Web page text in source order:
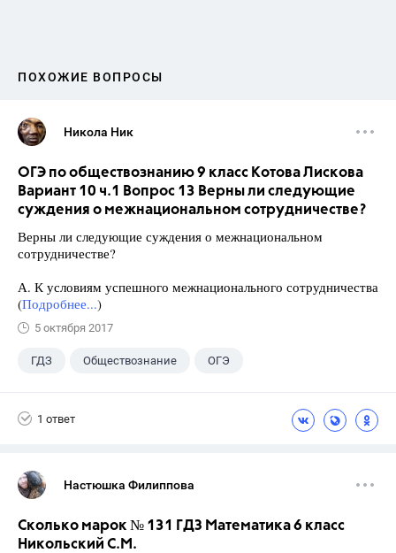
ПОХОЖИЕ ВОПРОСЫ
Никола Ник
ОГЭ по обществознанию 9 класс Котова Лискова
Вариант 10 ч.1 Вопрос 13 Верны ли следующие
суждения о межнациональном сотрудничестве?
Верны ли следующие суждения о межнациональном
сотрудничестве?
А. К условиям успешного межнационального сотрудничества
(Подробнее...)
5 октября 2017
ГДЗ Обществознание ОГЭ
1 ответ
Настюшка Филиппова
Сколько марок № 131 ГДЗ Математика 6 класс
Никольский С.М.